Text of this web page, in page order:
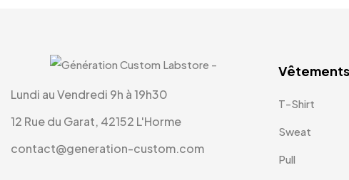
Lundi au Vendredi 9h à 19h30
12 Rue du Garat, 42152 L'Horme
contact@generation-custom.com
Vêtements
T-Shirt
Sweat
Pull